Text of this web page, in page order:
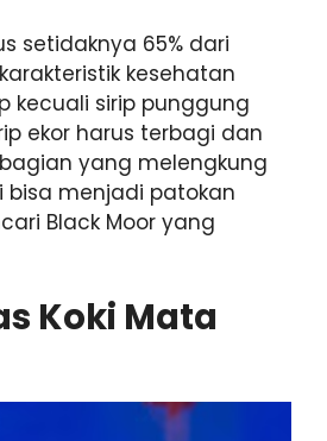
setidaknya 65% dari
kesehatan
kecuali sirip punggung
ekor harus terbagi dan
yang melengkung
bisa menjadi patokan
Black Moor yang
Koki Mata